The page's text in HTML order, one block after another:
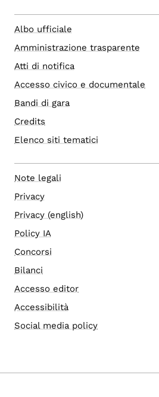
Albo ufficiale
Amministrazione trasparente
Atti di notifica
Accesso civico e documentale
Bandi di gara
Credits
Elenco siti tematici
Note legali
Privacy
Privacy (english)
Policy IA
Concorsi
Bilanci
Accesso editor
Accessibilità
Social media policy